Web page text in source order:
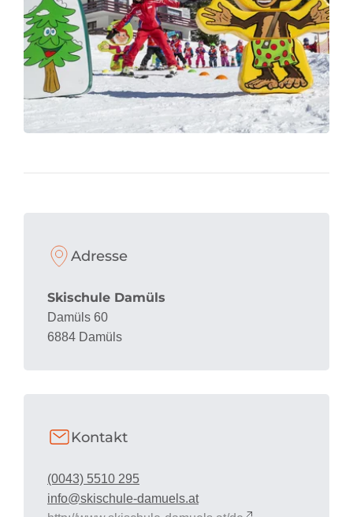
Adresse
Skischule Damüls
Damüls 60
6884 Damüls
Kontakt
(0043) 5510 295
info@skischule-damuels.at